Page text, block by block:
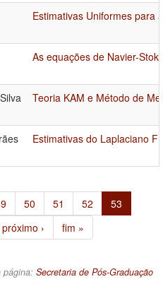
Estimativas Uniformes para
As equações de Navier-
Teoria KAM e Método de
Estimativas do Laplaciano
50 51 52
53
próximo › fim »
página: Secretaria de Pós-Graduação